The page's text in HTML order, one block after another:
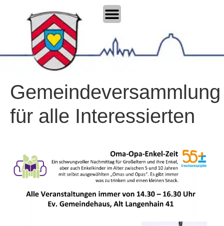
Gemeindeversammlung
für alle Interessierten